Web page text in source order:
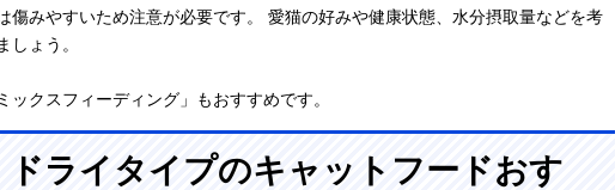
傷みやすいため注意が必要です。 愛猫の好みや健康状態、水分摂取量などを考
しょう。
クスフィーディング」もおすすめです。
ドライタイプのキャットフードおす